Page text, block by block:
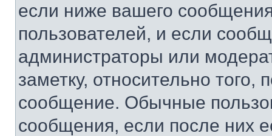
если ниже вашего
пользователей, и если
администраторы или
заметку, относительно
сообщение. Обычные
сообщения, если после них